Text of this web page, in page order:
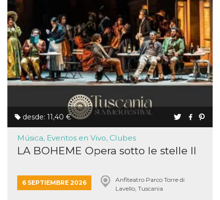
desde: 11,40 €
Música, Eventos en Vivo, Clubes
LA BOHEME Opera sotto le stelle II
6 SEPTIEMBRE 2026
Anfiteatro Parco Torre di
Lavello, Tuscania